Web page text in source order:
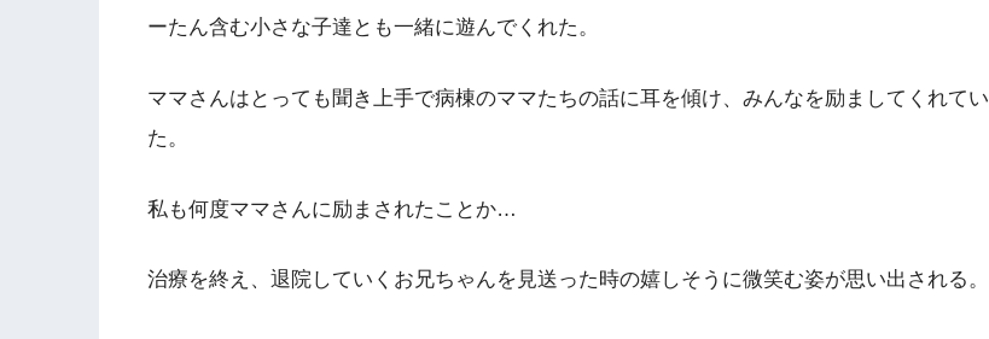
ーたん含む小さな子達とも一緒に遊んでくれた。
ママさんはとっても聞き上手で病棟のママたちの話に耳を傾け、みんなを励ましてくれてい
た。
私も何度ママさんに励まされたことか…
治療を終え、退院していくお兄ちゃんを見送った時の嬉しそうに微笑む姿が思い出される。